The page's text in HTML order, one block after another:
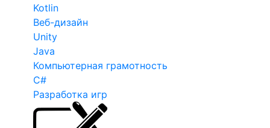
Kotlin
Веб-дизайн
Unity
Java
Компьютерная грамотность
C#
Разработка игр